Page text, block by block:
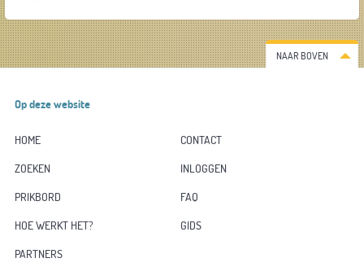
NAAR BOVEN
Op deze website
HOME
CONTACT
ZOEKEN
INLOGGEN
PRIKBORD
FAQ
HOE WERKT HET?
GIDS
PARTNERS